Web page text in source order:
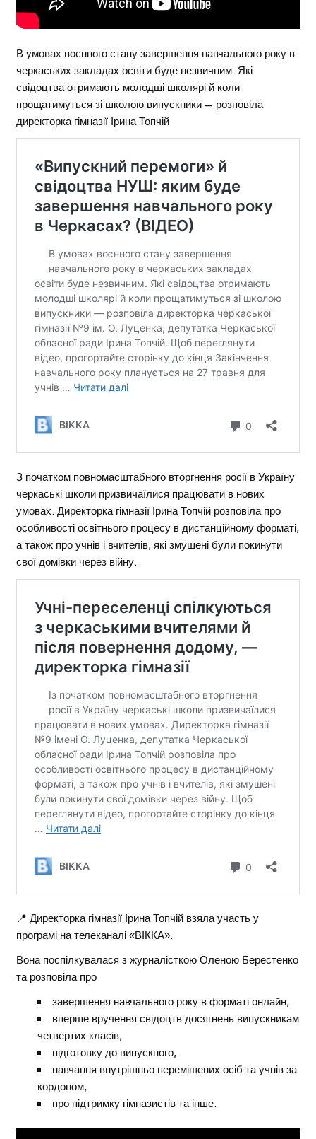
В умовах воєнного стану завершення навчального року в
черкаських закладах освіти буде незвичним. Які
свідоцтва отримають молодші школярі й коли
прощатимуться зі школою випускники — розповіла
директорка гімназії Ірина Топчій
З початком повномасштабного вторгнення росії в Україну
черкаські школи призвичаїлися працювати в нових
умовах. Директорка гімназії Ірина Топчій розповіла про
особливості освітнього процесу в дистанційному форматі,
а також про учнів і вчителів, які змушені були покинути
свої домівки через війну.
📍 Директорка гімназії Ірина Топчій взяла участь у
програмі на телеканалі «ВІККА».
Вона поспілкувалася з журналісткою Оленою Берестенко
та розповіла про
завершення навчального року в форматі онлайн,
вперше вручення свідоцтв досягнень випускникам
четвертих класів,
підготовку до випускного,
навчання внутрішньо переміщених осіб та учнів за
кордоном,
про підтримку гімназистів та інше.